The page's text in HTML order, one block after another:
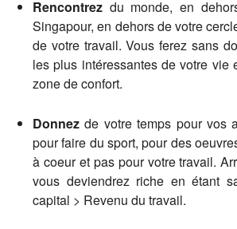
Rencontrez du monde, en
Singapour, en dehors de votre
de votre travail. Vous ferez sans
les plus intéressantes de votre vie
zone de confort.
Donnez de votre temps pour vos
pour faire du sport, pour des
à coeur et pas pour votre travail.
vous deviendrez riche en étant
capital > Revenu du travail.